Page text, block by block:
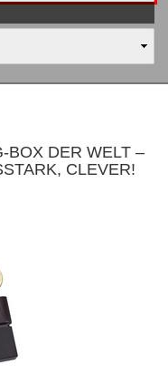
BOX DER WELT –
CLEVER!